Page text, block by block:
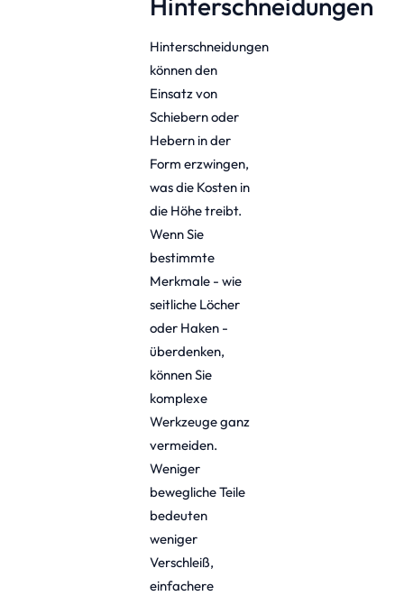
Hinterschneidungen
können den
Einsatz von
Schiebern oder
Hebern in der
Form erzwingen,
was die Kosten in
die Höhe treibt.
Wenn Sie
bestimmte
Merkmale - wie
seitliche Löcher
oder Haken -
überdenken,
können Sie
komplexe
Werkzeuge ganz
vermeiden.
Weniger
bewegliche Teile
bedeuten
weniger
Verschleiß,
einfachere